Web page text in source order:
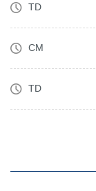
TD
CM
TD